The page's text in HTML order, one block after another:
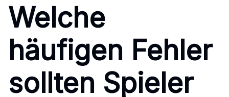
Welche
häufigen Fehler
sollten Spieler